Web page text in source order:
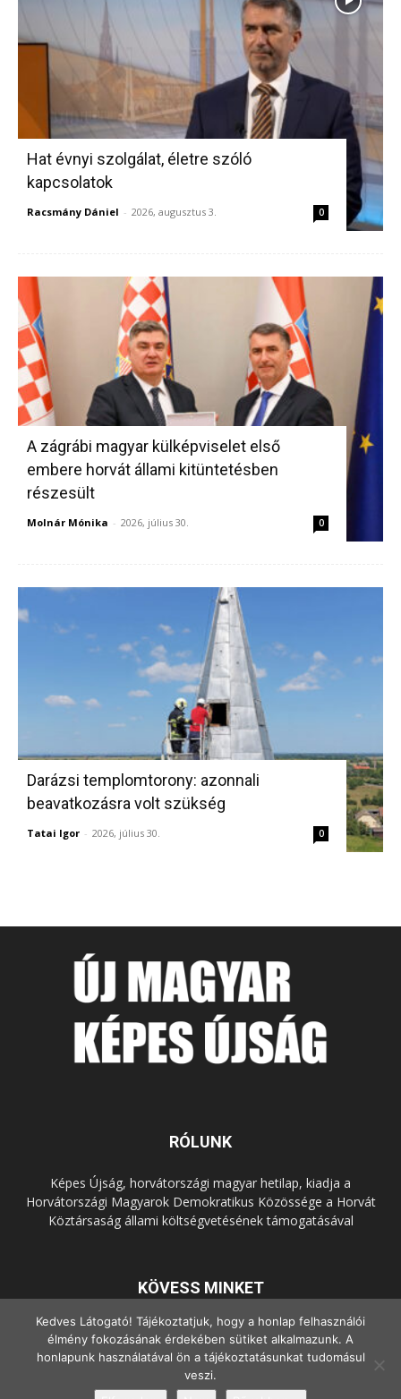
Hat évnyi szolgálat, életre szóló
kapcsolatok
Racsmány Dániel - 2026, augusztus 3. 0
A zágrábi magyar külképviselet első
embere horvát állami kitüntetésben
részesült
Molnár Mónika - 2026, július 30. 0
Darázsi templomtorony: azonnali
beavatkozásra volt szükség
Tatai Igor - 2026, július 30. 0
RÓLUNK
Képes Újság, horvátországi magyar hetilap, kiadja a
Horvátországi Magyarok Demokratikus Közössége a Horvát
Köztársaság állami költségvetésének támogatásával
KÖVESS MINKET
Kedves Látogató! Tájékoztatjuk, hogy a honlap felhasználói
élmény fokozásának érdekében sütiket alkalmazunk. A
honlapunk használatával ön a tájékoztatásunkat tudomásul
veszi.